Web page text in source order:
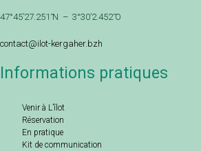
47°45’27.251 ̋N – 3°30’2.452 ̋O
contact@ilot-kergaher.bzh
Informations pratiques
Venir à L’îlot
Réservation
En pratique
Kit de communication